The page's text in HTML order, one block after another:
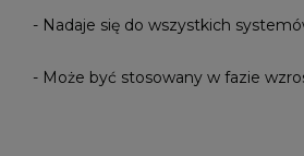
- Nadaje się do wszystkich
- Może być stosowany w fazie